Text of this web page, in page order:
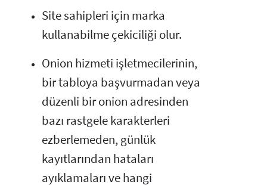
Site sahipleri için marka
kullanabilme çekiciliği olur.
Onion hizmeti işletmecilerinin,
bir tabloya başvurmadan veya
düzenli bir onion adresinden
bazı rastgele karakterleri
ezberlemeden, günlük
kayıtlarından hataları
ayıklamaları ve hangi